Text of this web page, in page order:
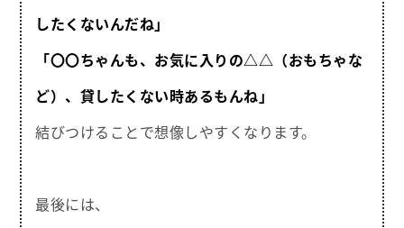
したくないんだね」
「〇〇ちゃんも、お気に入りの△△（おもちゃな
ど）、貸したくない時あるもんね」
結びつけることで想像しやすくなります。
最後には、